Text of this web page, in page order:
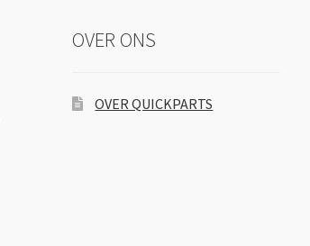
OVER ONS
OVER QUICKPARTS